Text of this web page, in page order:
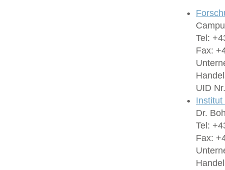
Tel:
Fax:
UID
Dr.
Tel:
Fax: